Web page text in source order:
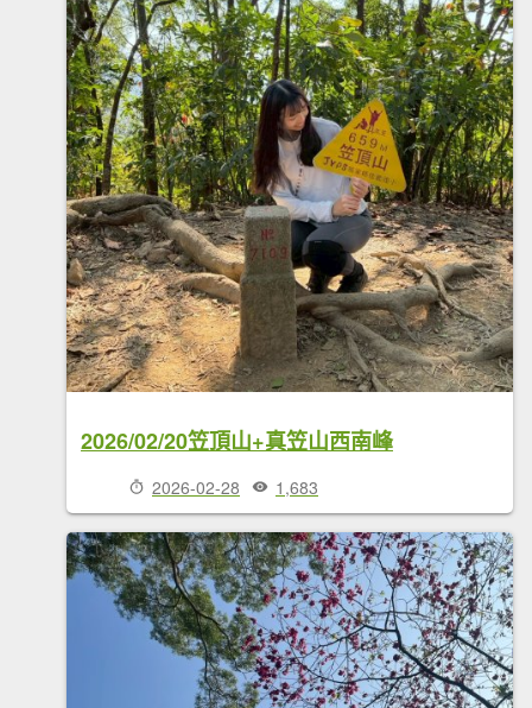
2026/02/20笠頂山+真笠山西南峰
2026-02-28 1,683